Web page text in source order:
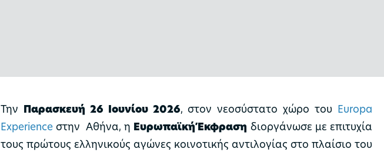
Την Παρασκευή 26 Ιουνίου 2026, στον νεοσύστατο χώρο του Europa
Experience στην Αθήνα, η Ευρωπαϊκή Έκφραση διοργάνωσε με επιτυχία
τους πρώτους ελληνικούς αγώνες κοινοτικής αντιλογίας στο πλαίσιο του